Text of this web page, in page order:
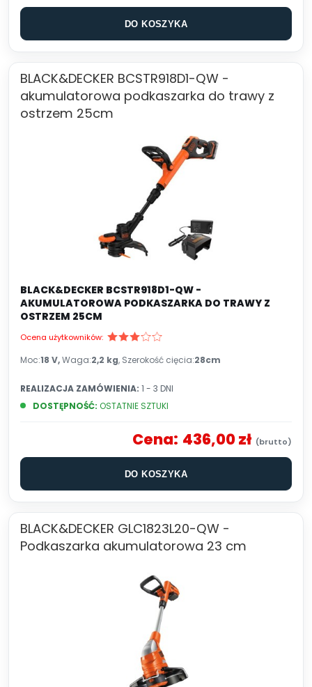
DO KOSZYKA
BLACK&DECKER BCSTR918D1-QW -
akumulatorowa podkaszarka do trawy z
ostrzem 25cm
BLACK&DECKER BCSTR918D1-QW -
AKUMULATOROWA PODKASZARKA DO TRAWY Z
OSTRZEM 25CM
Ocena użytkowników:
Moc:18 V,Waga:2,2 kg, Szerokość cięcia:28cm
DOSTĘPNOŚĆ: OSTATNIE SZTUKI
REALIZACJA ZAMÓWIENIA: 1 - 3 DNI
Cena: 436,00 zł
DO KOSZYKA
BLACK&DECKER GLC1823L20-QW -
Podkaszarka akumulatorowa 23 cm